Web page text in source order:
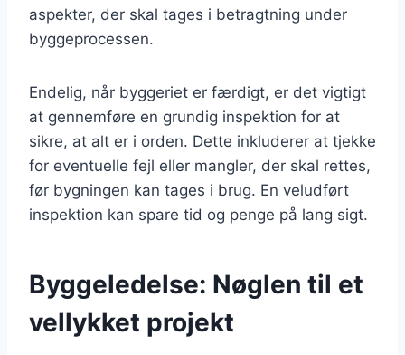
aspekter, der skal tages i betragtning under
byggeprocessen.
Endelig, når byggeriet er færdigt, er det vigtigt
at gennemføre en grundig inspektion for at
sikre, at alt er i orden. Dette inkluderer at tjekke
for eventuelle fejl eller mangler, der skal rettes,
før bygningen kan tages i brug. En veludført
inspektion kan spare tid og penge på lang sigt.
Byggeledelse: Nøglen til et
vellykket projekt